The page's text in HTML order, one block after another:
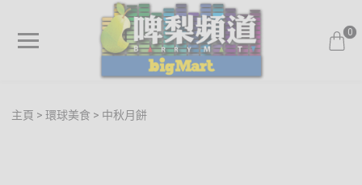
0
主頁 環球美食 中秋月餅